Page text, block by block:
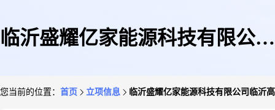
临沂盛耀亿家能源科技有限公司
您当前的位置： 首页 立项信息 临沂盛耀亿家能源科技有限公司临沂